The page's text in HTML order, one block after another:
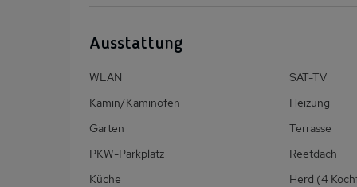
Ausstattung
WLAN
SAT-TV
Kamin/Kaminofen
Heizung
Garten
Terrasse
PKW-Parkplatz
Reetdach
Küche
Herd (4